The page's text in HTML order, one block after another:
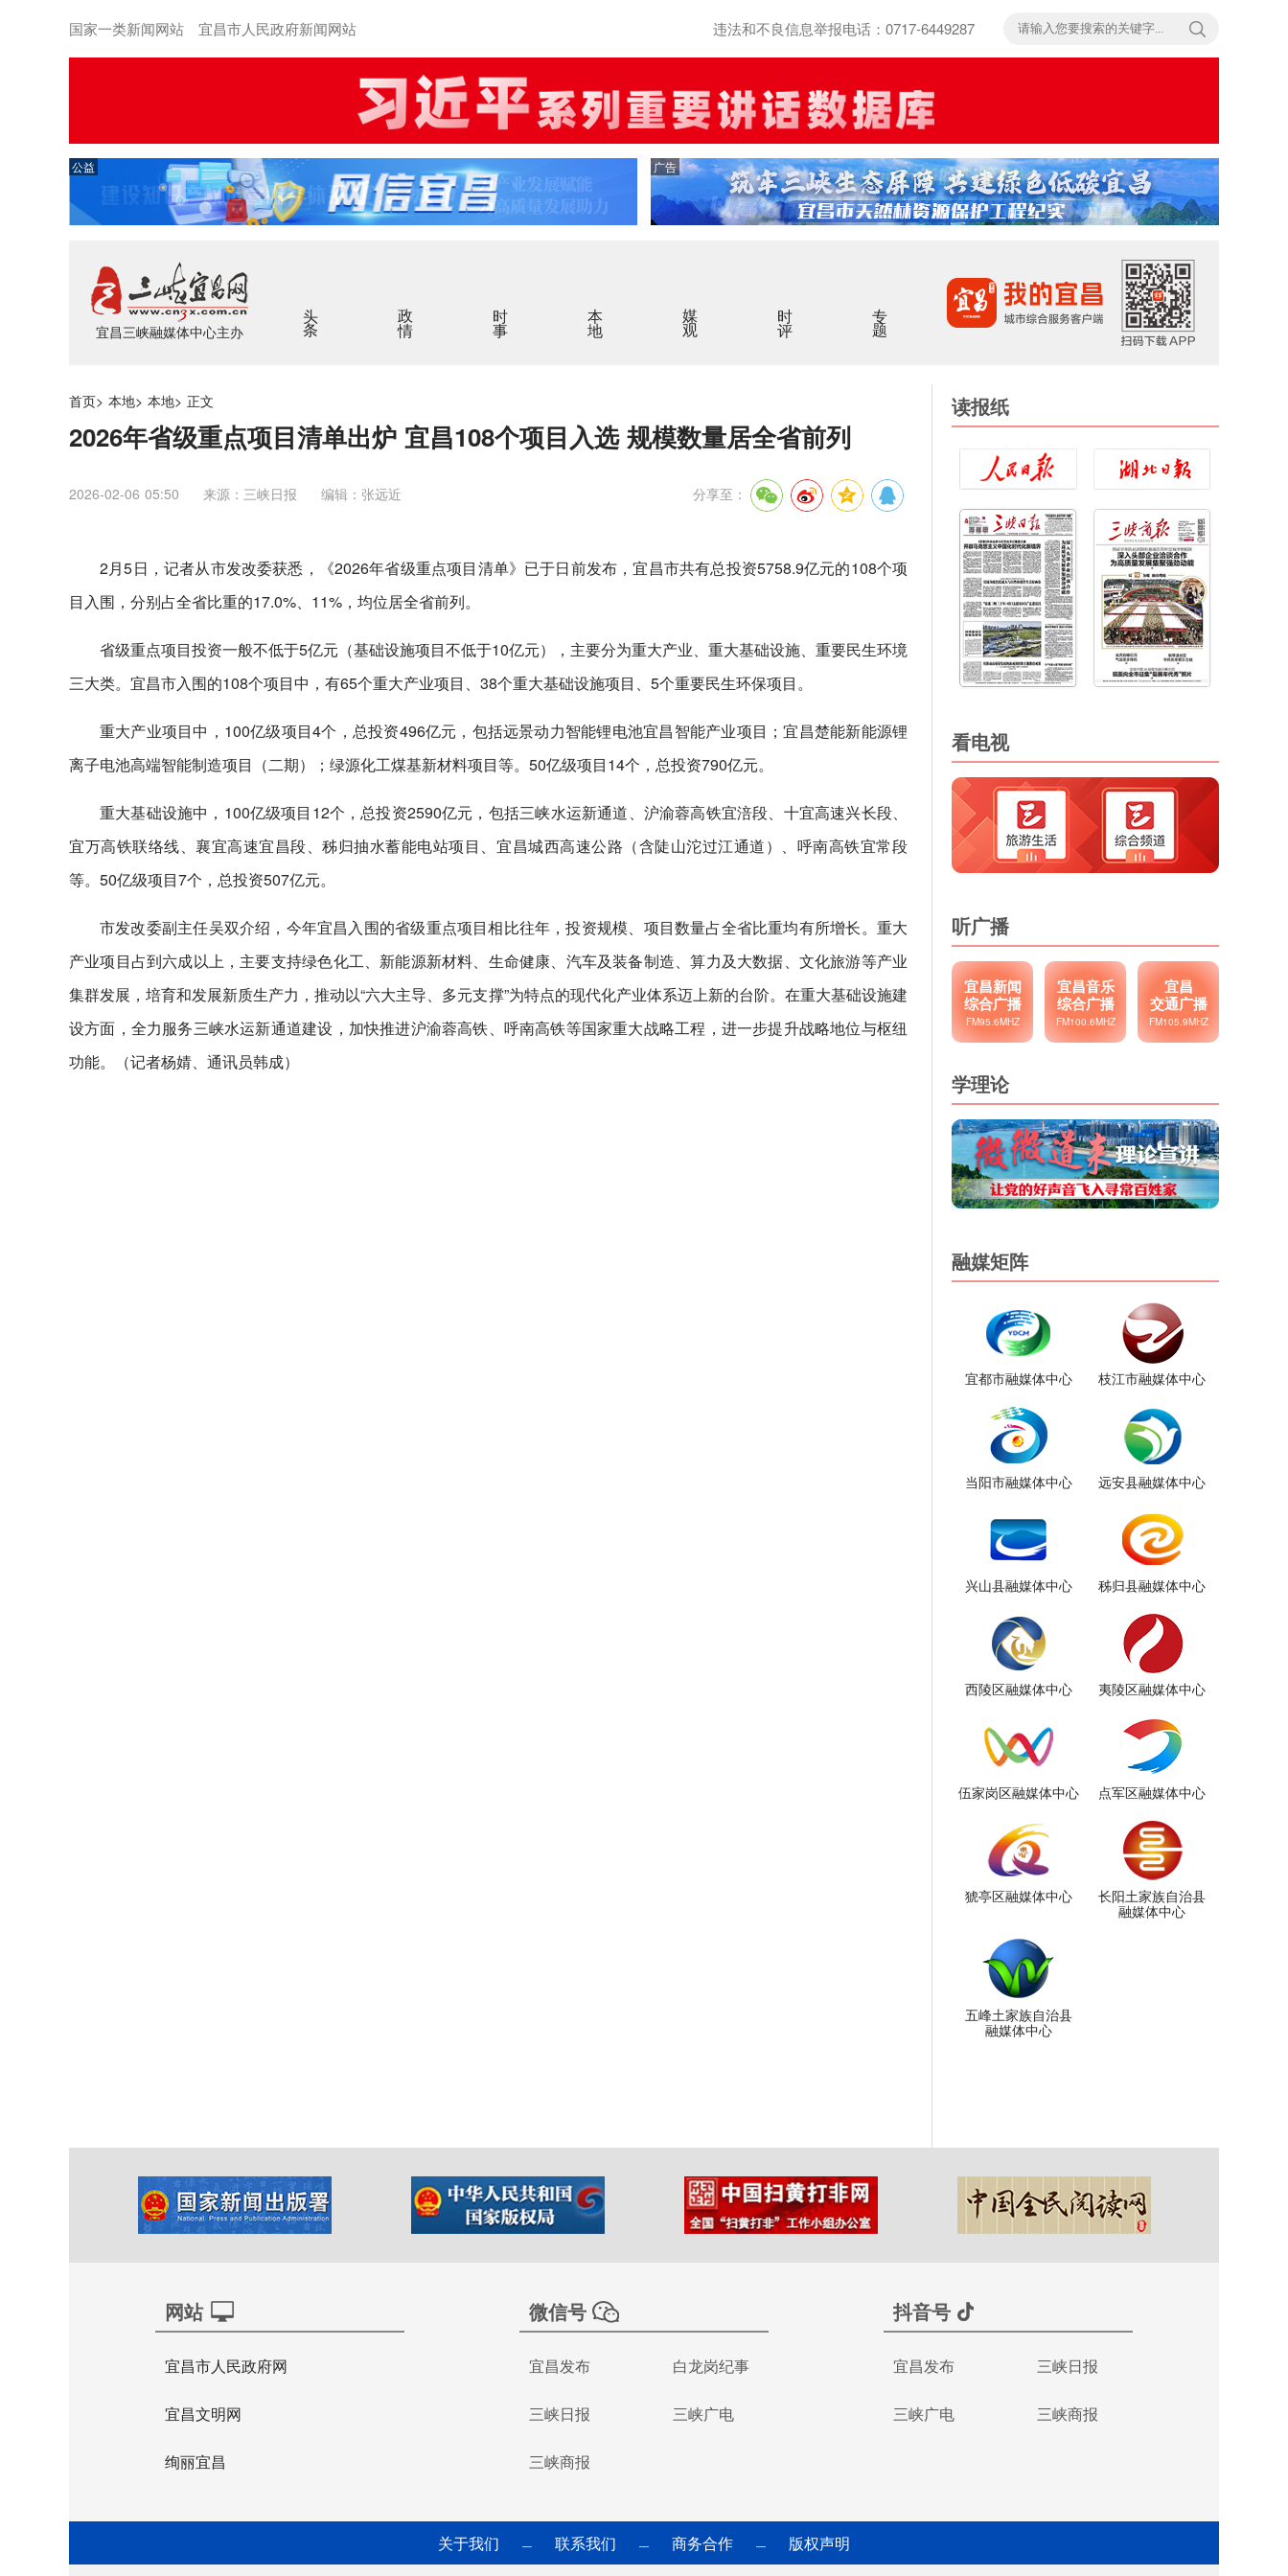
国家一类新闻网站 宜昌市人民政府新闻网站 违法和不良信息举报电话：0717-6449287
公益 广告
宜昌三峡融媒体中心主办
头条 政情 时事 本地 媒观 时评 专题
首页> 本地> 本地> 正文
2026年省级重点项目清单出炉 宜昌108个项目入选 规模数量居全省前列
2026-02-06 05:50 来源：三峡日报 编辑：张远近 分享至：
2月5日，记者从市发改委获悉，《2026年省级重点项目清单》已于日前发布，宜昌市共有总投资5758.9亿元的108个项
目入围，分别占全省比重的17.0%、11%，均位居全省前列。
省级重点项目投资一般不低于5亿元（基础设施项目不低于10亿元），主要分为重大产业、重大基础设施、重要民生环境
三大类。宜昌市入围的108个项目中，有65个重大产业项目、38个重大基础设施项目、5个重要民生环保项目。
重大产业项目中，100亿级项目4个，总投资496亿元，包括远景动力智能锂电池宜昌智能产业项目；宜昌楚能新能源锂
离子电池高端智能制造项目（二期）；绿源化工煤基新材料项目等。50亿级项目14个，总投资790亿元。
重大基础设施中，100亿级项目12个，总投资2590亿元，包括三峡水运新通道、沪渝蓉高铁宜涪段、十宜高速兴长段、
宜万高铁联络线、襄宜高速宜昌段、秭归抽水蓄能电站项目、宜昌城西高速公路（含陡山沱过江通道）、呼南高铁宜常段
等。50亿级项目7个，总投资507亿元。
市发改委副主任吴双介绍，今年宜昌入围的省级重点项目相比往年，投资规模、项目数量占全省比重均有所增长。重大
产业项目占到六成以上，主要支持绿色化工、新能源新材料、生命健康、汽车及装备制造、算力及大数据、文化旅游等产业
集群发展，培育和发展新质生产力，推动以“六大主导、多元支撑”为特点的现代化产业体系迈上新的台阶。在重大基础设施建
设方面，全力服务三峡水运新通道建设，加快推进沪渝蓉高铁、呼南高铁等国家重大战略工程，进一步提升战略地位与枢纽
功能。（记者杨婧、通讯员韩成）
读报纸
看电视
听广播
宜昌新闻
综合广播
FM95.6MHZ
宜昌音乐
综合广播
FM100.6MHZ
宜昌
交通广播
FM105.9MHZ
学理论
融媒矩阵
宜都市融媒体中心 枝江市融媒体中心
当阳市融媒体中心 远安县融媒体中心
兴山县融媒体中心 秭归县融媒体中心
西陵区融媒体中心 夷陵区融媒体中心
伍家岗区融媒体中心 点军区融媒体中心
猇亭区融媒体中心
长阳土家族自治县
融媒体中心
五峰土家族自治县
融媒体中心
网站
宜昌市人民政府网
宜昌文明网
绚丽宜昌
微信号
宜昌发布 白龙岗纪事
三峡日报 三峡广电
三峡商报
抖音号
宜昌发布 三峡日报
三峡广电 三峡商报
关于我们 — 联系我们 — 商务合作 — 版权声明